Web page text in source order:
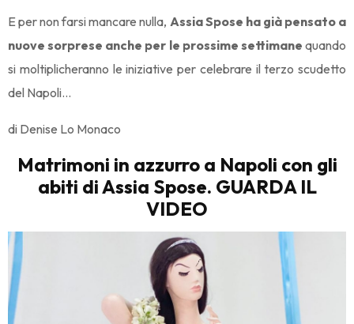
E per non farsi mancare nulla, Assia Spose ha già pensato a
nuove sorprese anche per le prossime settimane quando
si moltiplicheranno le iniziative per celebrare il terzo scudetto
del Napoli…
di Denise Lo Monaco
Matrimoni in azzurro a Napoli con gli
abiti di Assia Spose. GUARDA IL
VIDEO
Video
Player